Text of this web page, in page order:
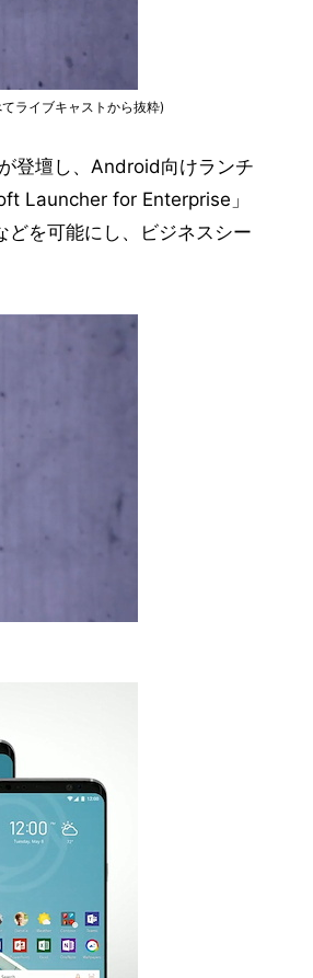
ライブキャストから抜粋)
登壇し、Android向けランチ
Launcher for Enterprise」
どを可能にし、ビジネスシー